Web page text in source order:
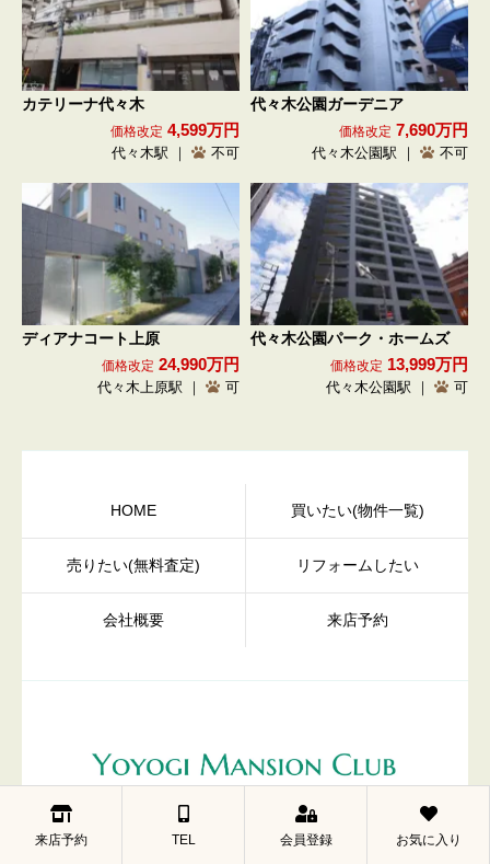
カテリーナ代々木
価格改定 4,599万円
代々木駅 ｜ 不可
代々木公園ガーデニア
価格改定 7,690万円
代々木公園駅 ｜ 不可
ディアナコート上原
価格改定 24,990万円
代々木上原駅 ｜ 可
代々木公園パーク・ホームズ
価格改定 13,999万円
代々木公園駅 ｜ 可
HOME 買いたい(物件一覧)
売りたい(無料査定) リフォームしたい
会社概要 来店予約
代々木マンション倶楽部
東京都渋谷区幡ヶ谷2-6-5 梅村ビル7F
来店予約 TEL 会員登録 お気に入り